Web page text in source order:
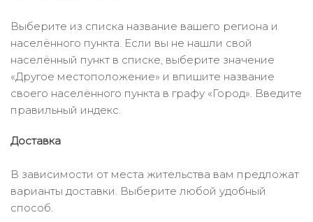
Выберите из списка название вашего региона и
населённого пункта. Если вы не нашли свой
населённый пункт в списке, выберите значение
«Другое местоположение» и впишите название
своего населённого пункта в графу «Город». Введите
правильный индекс.
Доставка
В зависимости от места жительства вам предложат
варианты доставки. Выберите любой удобный
способ.